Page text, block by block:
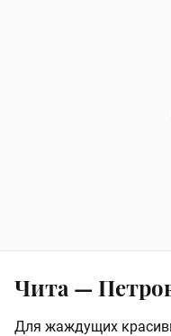
Чита —
Для жаждущих